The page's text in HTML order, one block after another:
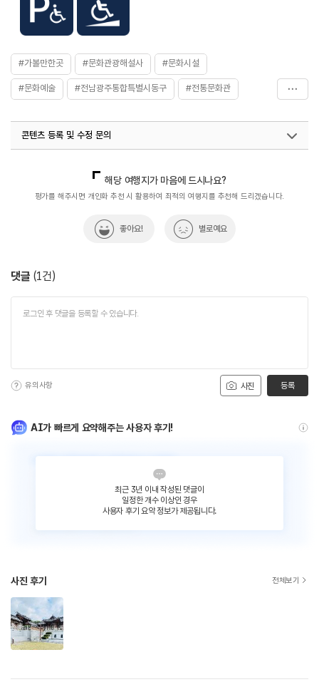
#가볼만한곳 #문화관광해설사 #문화시설
#문화예술 #전남광주통합특별시동구 #전통문화관
콘텐츠 등록 및 수정 문의
열린관광콘텐츠팀(열린관광-모두의여행)
033-738-3425
해당 여행지가 마음에 드시나요?
평가를 해주시면 개인화 추천 시 활용하여 최적의 여행지를 추천해 드리겠습니다.
좋아요! 별로예요
댓글 (1건)
사진
유의사항 등록
AI가 빠르게 요약해주는 사용자 후기!
최근 3년 이내 작성된 댓글이
일정한 개수 이상인 경우
사용자 후기 요약 정보가 제공됩니다.
사진 후기 전체보기